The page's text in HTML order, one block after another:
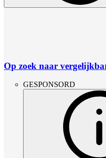
Op zoek naar
GESPONSORD